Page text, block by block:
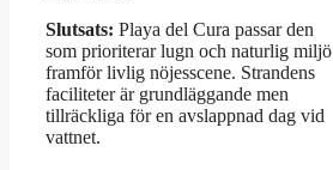
Slutsats: Playa del Cura passar den
som prioriterar lugn och naturlig miljö
framför livlig nöjesscene. Strandens
faciliteter är grundläggande men
tillräckliga för en avslappnad dag vid
vattnet.